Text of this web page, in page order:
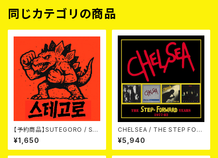
同じカテゴリの商品
【予約商品】SUTEGORO / ST
REET BATTLE (CD)【8月8日
発売】
¥1,650
CHELSEA / THE STEP FOR
WARD YEARS 1977-82 4CD
¥5,940